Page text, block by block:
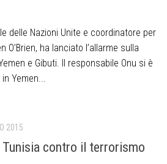
delle Nazioni Unite e coordinatore per
O’Brien, ha lanciato l’allarme sulla
e Gibuti. Il responsabile Onu si è
Yemen...
2015
contro il terrorismo